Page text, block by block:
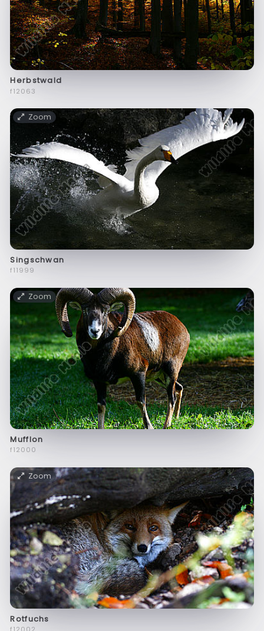
Herbstwald
f12063
Zoom
Singschwan
f11999
Zoom
Mufflon
f12000
Zoom
Rotfuchs